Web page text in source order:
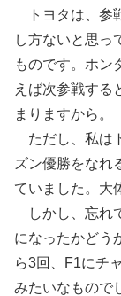
トヨタは、参
し方ないと思っ
ものです。ホン
えば次参戦する
まりますから。
ただし、私は
ズン優勝をなれ
ていました。大
しかし、忘れ
になったかどう
ら3回、F1にチ
みたいなもので